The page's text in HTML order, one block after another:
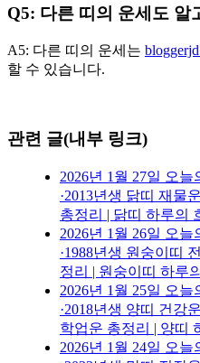
Q5: 다른 띠의 운세도 알
A5: 다른 띠의 운세는
할 수 있습니다.
관련 글(내부 링크)
2026년 1월 27일 오늘
·2013년생 닭띠 재물
총정리 | 닭띠 하루의
2026년 1월 26일 오늘
·1988년생 원숭이띠
정리 | 원숭이띠 하루
2026년 1월 25일 오늘
·2018년생 양띠 건강
학업운 총정리 | 양띠
2026년 1월 24일 오늘